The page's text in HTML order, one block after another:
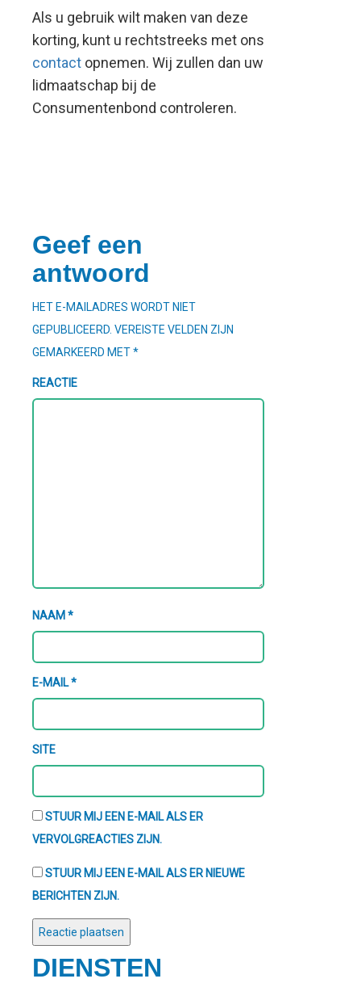
Als u gebruik wilt maken van deze
korting, kunt u rechtstreeks met ons
contact opnemen. Wij zullen dan uw
lidmaatschap bij de
Consumentenbond controleren.
Geef een
antwoord
HET E-MAILADRES WORDT NIET
GEPUBLICEERD. VEREISTE VELDEN ZIJN
GEMARKEERD MET*
REACTIE
NAAM *
E-MAIL*
SITE
STUUR MIJ EEN E-MAIL ALS ER
VERVOLGREACTIES ZIJN.
STUUR MIJ EEN E-MAIL ALS ER NIEUWE
BERICHTEN ZIJN.
DIENSTEN